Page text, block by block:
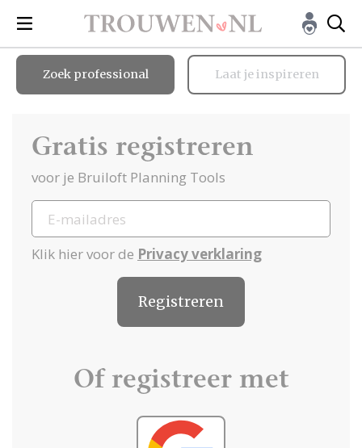
Zoek professional Laat je inspireren
Gratis registreren
voor je Bruiloft Planning Tools
Klik hier voor de Privacy verklaring
Registreren
Of registreer met